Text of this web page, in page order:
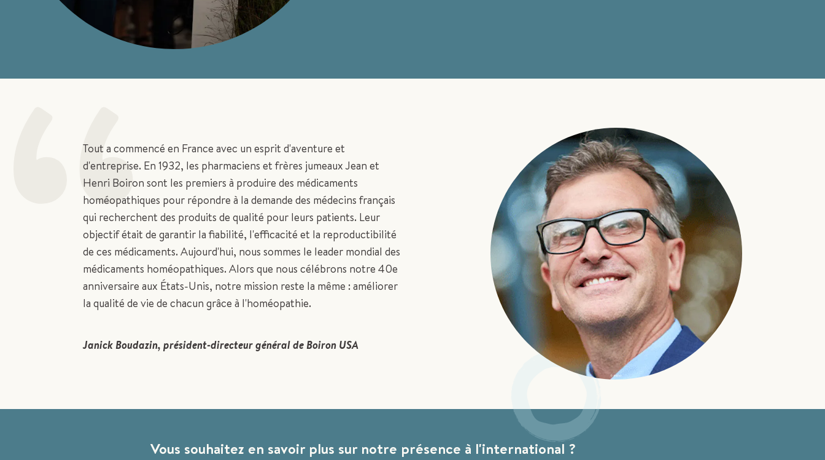
“Tout a commencé en France avec un esprit d'aventure et
d'entreprise. En 1932, les pharmaciens et frères jumeaux Jean et
Henri Boiron sont les premiers à produire des médicaments
homéopathiques pour répondre à la demande des médecins français
qui recherchent des produits de qualité pour leurs patients. Leur
objectif était de garantir la fiabilité, l'efficacité et la reproductibilité
de ces médicaments. Aujourd'hui, nous sommes le leader mondial des
médicaments homéopathiques. Alors que nous célébrons notre 40e
anniversaire aux États-Unis, notre mission reste la même : améliorer
la qualité de vie de chacun grâce à l'homéopathie.
Janick Boudazin, président-directeur général de Boiron USA
Vous souhaitez en savoir plus sur notre présence à l'international ?